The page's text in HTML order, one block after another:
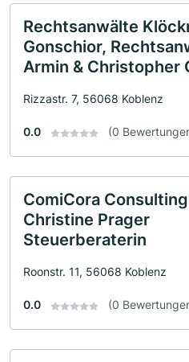
Rechtsanwälte
Gonschior,
Armin & Christopher
Rizzastr. 7, 56068 Koblenz
0.0 (0
ComiCora
Christine Prager
Steuerberaterin
Roonstr. 11, 56068 Koblenz
0.0 (0